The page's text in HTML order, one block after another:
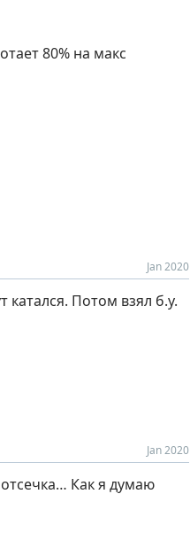
80% на макс
Jan 2020
катался. Потом взял б.у.
Jan 2020
Как я думаю